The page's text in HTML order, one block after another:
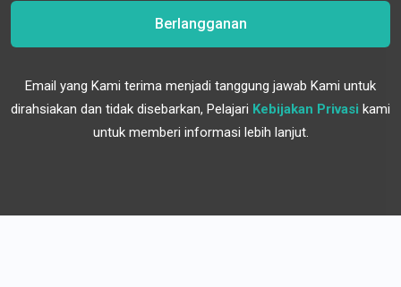
Berlangganan
Email yang Kami terima menjadi tanggung jawab Kami untuk
dirahsiakan dan tidak disebarkan, Pelajari Kebijakan Privasi kami
untuk memberi informasi lebih lanjut.